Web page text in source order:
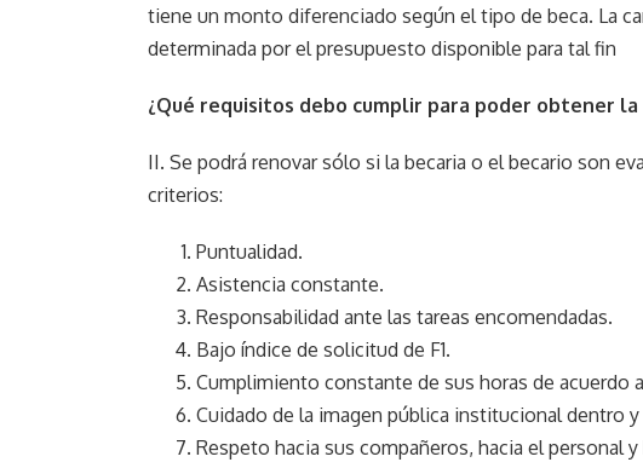
tiene un monto diferenciado según el tipo de beca. La
determinada por el presupuesto disponible para tal fin
¿Qué requisitos debo cumplir para poder obtener la
II. Se podrá renovar sólo si la becaria o el becario son
criterios:
Puntualidad.
Asistencia constante.
Responsabilidad ante las tareas encomendadas.
Bajo índice de solicitud de F1.
Cumplimiento constante de sus horas de acuerdo
Cuidado de la imagen pública institucional dentro
Respeto hacia sus compañeros, hacia el personal